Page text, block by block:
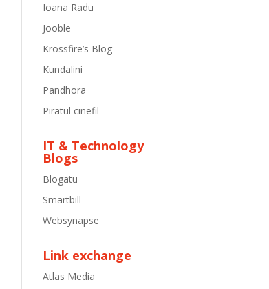
Ioana Radu
Jooble
Krossfire’s Blog
Kundalini
Pandhora
Piratul cinefil
IT & Technology
Blogs
Blogatu
Smartbill
Websynapse
Link exchange
Atlas Media